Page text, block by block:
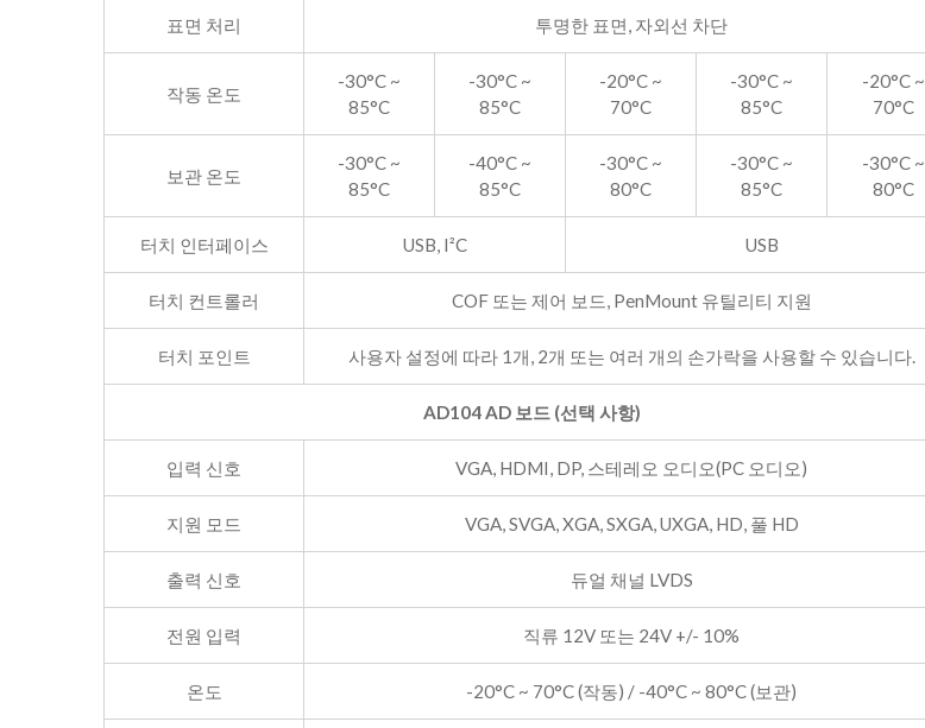
표면 처리 투명한 표면, 자외선 차단
작동 온도
-30°C ~
85°C
-30°C ~
85°C
-20°C ~
70°C
-30°C ~
85°C
-20°C ~
70°C
보관 온도
-30°C ~
85°C
-40°C ~
85°C
-30°C ~
80°C
-30°C ~
85°C
-30°C ~
80°C
터치 인터페이스 USB, I²C USB
터치 컨트롤러 COF 또는 제어 보드, PenMount 유틸리티 지원
터치 포인트 사용자 설정에 따라 1개, 2개 또는 여러 개의 손가락을 사용할 수 있습니다.
AD104 AD 보드 (선택 사항)
입력 신호 VGA, HDMI, DP, 스테레오 오디오(PC 오디오)
지원 모드 VGA, SVGA, XGA, SXGA, UXGA, HD, 풀 HD
출력 신호 듀얼 채널 LVDS
전원 입력 직류 12V 또는 24V +/- 10%
온도 -20°C ~ 70°C (작동) / -40°C ~ 80°C (보관)